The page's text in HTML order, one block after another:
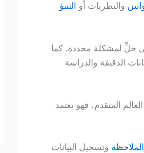
والنظريات أو التنبؤ
حلِّ لمشكلة محددة. كما
الدقيقة والدراسة
المتقدم، فهو يعتمد
الملاحظة وتسجيل البيانات